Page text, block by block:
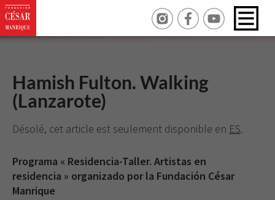
Hamish Fulton. Walking
(Lanzarote)
Désolé, cet article est seulement disponible en ES.
Programa « Residencia-Taller. Artistas en
residencia » organizado por la Fundación César
Manrique